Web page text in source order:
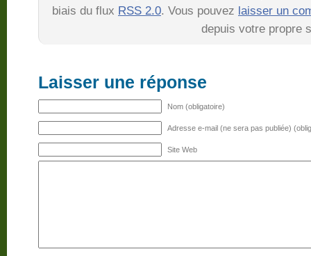
biais du flux RSS 2.0. Vous pouvez laisser un
depuis votre propre
Laisser une réponse
Nom (obligatoire)
Adresse e-mail (ne sera pas publiée)
Site Web